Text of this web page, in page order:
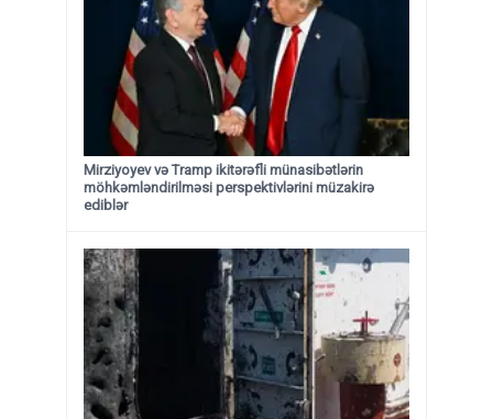
Mirziyoyev və Tramp ikitərəfli münasibətlərin
möhkəmləndirilməsi perspektivlərini müzakirə
ediblər